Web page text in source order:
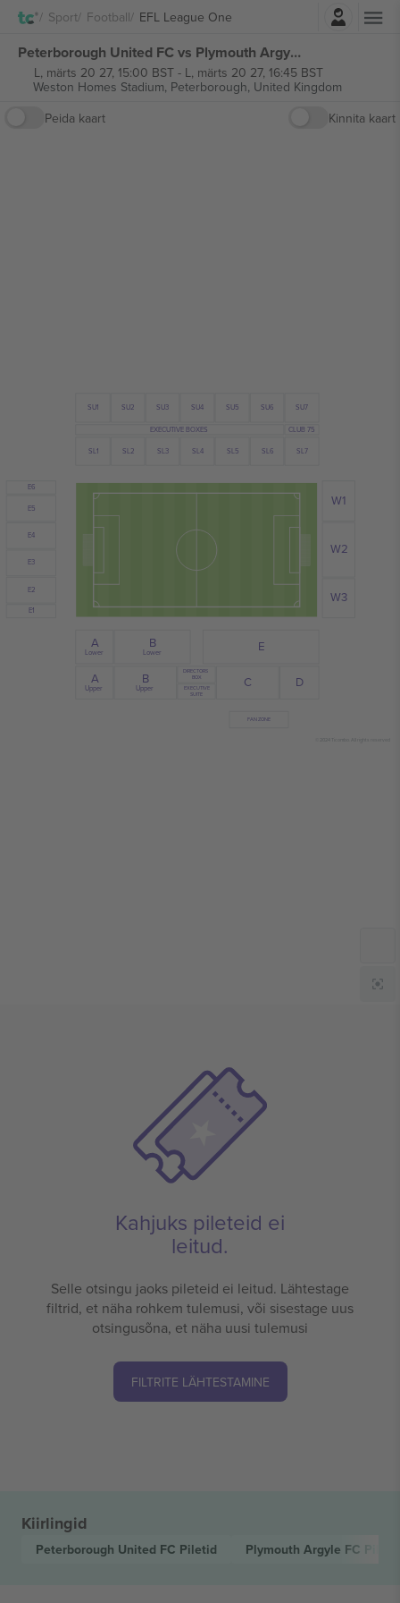
Sport Football EFL League OneLogi sisse
Peterborough United FC vs Plymouth Argyle FC EFL League One piletid
L, märts 20 27, 15:00 BST- L, märts 20 27, 16:45 BST
Weston Homes Stadium, Peterborough, United Kingdom
Peida kaart
Kinnita kaart
EXECUTIVE BOXES CLUB 75
DIRECTORS
BOX
EXECUTIVE
SUITE
SL1 SL2 SL3 SL4 SL5 SL6 SL7
A
Lower
B
Lower E
SU1 SU2 SU3 SU4 SU5 SU6 SU7
A
Upper
B
Upper C D
E1
E2
E3
E4
E5
E6
W3
W2
W1
FAN ZONE
Kahjuks pileteid ei
leitud.
Selle otsingu jaoks pileteid ei leitud. Lähtestage
filtrid, et näha rohkem tulemusi, või sisestage uus
otsingusõna, et näha uusi tulemusi
FILTRITE LÄHTESTAMINE
Kiirlingid
Peterborough United FC Piletid Plymouth Argyle FC